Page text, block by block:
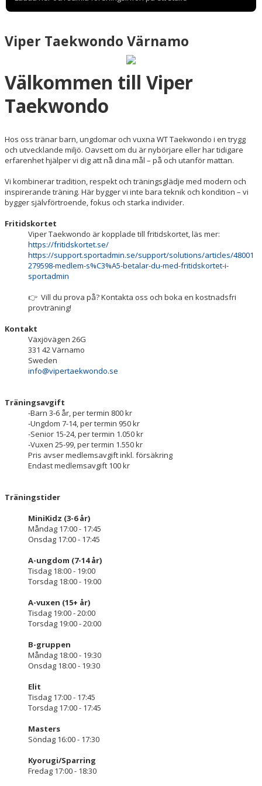
Viper Taekwondo Värnamo
Välkommen till Viper
Taekwondo
Hos oss tränar barn, ungdomar och vuxna WT Taekwondo i en trygg
och utvecklande miljö. Oavsett om du är nybörjare eller har tidigare
erfarenhet hjälper vi dig att nå dina mål – på och utanför mattan.
Vi kombinerar tradition, respekt och träningsglädje med modern och
inspirerande träning. Här bygger vi inte bara teknik och kondition – vi
bygger självförtroende, fokus och starka individer.
Fritidskortet
Viper Taekwondo är kopplade till fritidskortet, läs mer:
https://fritidskortet.se/
https://support.sportadmin.se/support/solutions/articles/48001
279598-medlem-s%C3%A5-betalar-du-med-fritidskortet-i-
sportadmin
👉 Vill du prova på? Kontakta oss och boka en kostnadsfri
provträning!
Kontakt
Växjövägen 26G
331 42 Värnamo
Sweden
info@vipertaekwondo.se
Träningsavgift
-Barn 3-6 år, per termin 800 kr
-Ungdom 7-14, per termin 950 kr
-Senior 15-24, per termin 1.050 kr
-Vuxen 25-99, per termin 1.550 kr
Pris avser medlemsavgift inkl. försäkring
Endast medlemsavgift 100 kr
Träningstider
MiniKidz (3-6 år)
Måndag 17:00 - 17:45
Onsdag 17:00 - 17:45
A-ungdom (7-14 år)
Tisdag 18:00 - 19:00
Torsdag 18:00 - 19:00
A-vuxen (15+ år)
Tisdag 19:00 - 20:00
Torsdag 19:00 - 20:00
B-gruppen
Måndag 18:00 - 19:30
Onsdag 18:00 - 19:30
Elit
Tisdag 17:00 - 17:45
Torsdag 17:00 - 17:45
Masters
Söndag 16:00 - 17:30
Kyorugi/Sparring
Fredag 17:00 - 18:30